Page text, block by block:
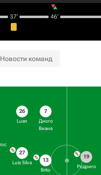
37‎’‎ 46‎’‎
Новости команд
26
Luan
27
Luis Silva
7
Диого
Виана
13
Brito
19
Родриго